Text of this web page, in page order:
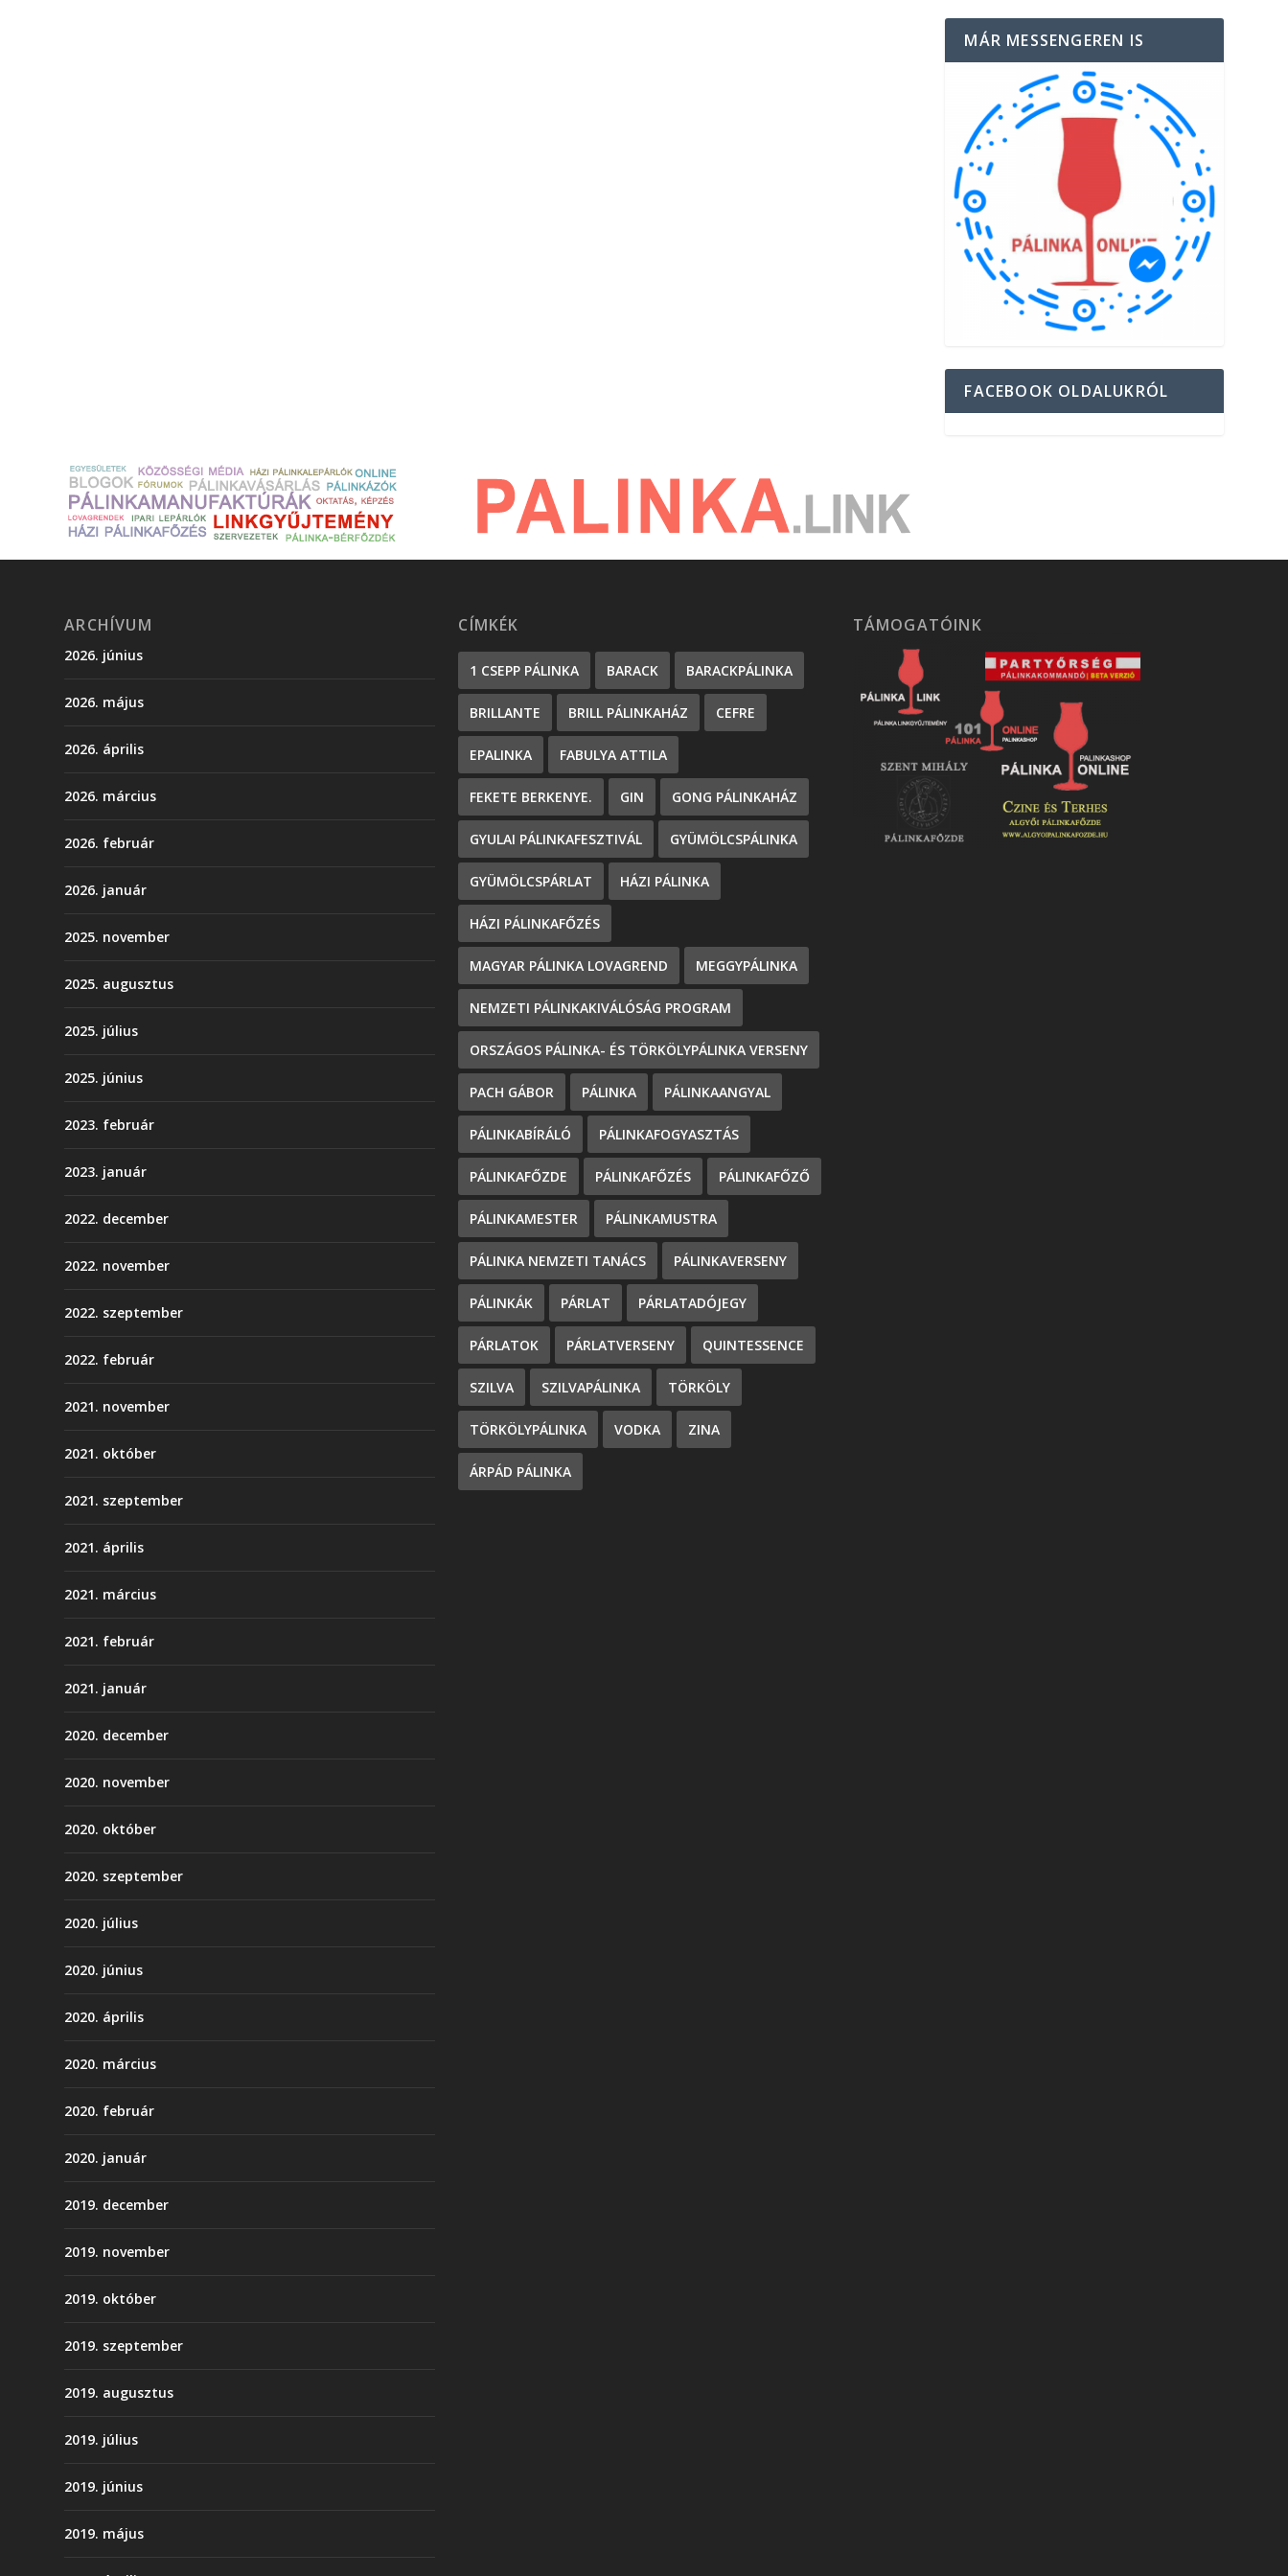
MÁR MESSENGEREN IS
FACEBOOK OLDALUKRÓL
ARCHÍVUM
2026. június
2026. május
2026. április
2026. március
2026. február
2026. január
2025. november
2025. augusztus
2025. július
2025. június
2023. február
2023. január
2022. december
2022. november
2022. szeptember
2022. február
2021. november
2021. október
2021. szeptember
2021. április
2021. március
2021. február
2021. január
2020. december
2020. november
2020. október
2020. szeptember
2020. július
2020. június
2020. április
2020. március
2020. február
2020. január
2019. december
2019. november
2019. október
2019. szeptember
2019. augusztus
2019. július
2019. június
2019. május
CÍMKÉK
1 CSEPP PÁLINKA BARACK BARACKPÁLINKA
BRILLANTE BRILL PÁLINKAHÁZ CEFRE
EPALINKA FABULYA ATTILA
FEKETE BERKENYE. GIN GONG PÁLINKAHÁZ
GYULAI PÁLINKAFESZTIVÁL GYÜMÖLCSPÁLINKA
GYÜMÖLCSPÁRLAT HÁZI PÁLINKA
HÁZI PÁLINKAFŐZÉS
MAGYAR PÁLINKA LOVAGREND MEGGYPÁLINKA
NEMZETI PÁLINKAKIVÁLÓSÁG PROGRAM
ORSZÁGOS PÁLINKA- ÉS TÖRKÖLYPÁLINKA VERSENY
PACH GÁBOR PÁLINKA PÁLINKAANGYAL
PÁLINKABÍRÁLÓ PÁLINKAFOGYASZTÁS
PÁLINKAFŐZDE PÁLINKAFŐZÉS PÁLINKAFŐZŐ
PÁLINKAMESTER PÁLINKAMUSTRA
PÁLINKA NEMZETI TANÁCS PÁLINKAVERSENY
PÁLINKÁK PÁRLAT PÁRLATADÓJEGY
PÁRLATOK PÁRLATVERSENY QUINTESSENCE
SZILVA SZILVAPÁLINKA TÖRKÖLY
TÖRKÖLYPÁLINKA VODKA ZINA
ÁRPÁD PÁLINKA
TÁMOGATÓINK